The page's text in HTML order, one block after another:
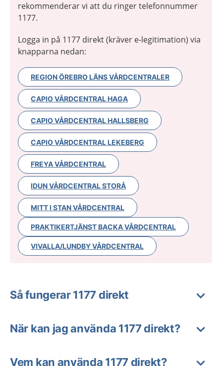
rekommenderar vi att du ringer telefonnummer
1177.
Logga in på 1177 direkt (kräver e-legitimation) via
knapparna nedan:
REGION ÖREBRO LÄNS VÅRDCENTRALER
CAPIO VÅRDCENTRAL HAGA
CAPIO VÅRDCENTRAL HALLSBERG
CAPIO VÅRDCENTRAL LEKEBERG
FREYA VÅRDCENTRAL
IDUN VÅRDCENTRAL STORÅ
MITT I STAN VÅRDCENTRAL
PRAKTIKERTJÄNST BACKA VÅRDCENTRAL
VIVALLA/LUNDBY VÅRDCENTRAL
Så fungerar 1177 direkt
När kan jag använda 1177 direkt?
Vem kan använda 1177 direkt?